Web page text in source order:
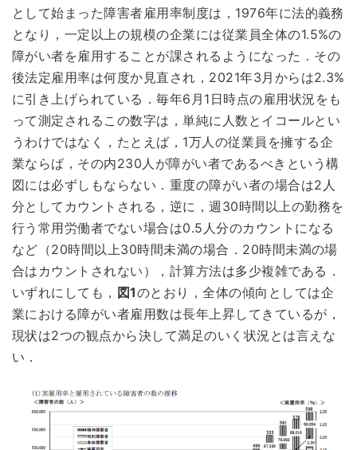
として始まった障害者雇用率制度は，1976年に法的義務
となり，一定以上の規模の企業には従業員全体の1.5%の
障がい者を雇用することが課されるようになった．その
後法定雇用率は何度か見直され，2021年3月からは2.3%
に引き上げられている．毎年6月1日時点の雇用状況をも
って測定されるこの数字は，単純に人数とイコールとい
うわけではなく，たとえば，1万人の従業員を擁する企
業ならば，その内230人が障がい者であるべきという構
図には必ずしもならない．重度の障がい者の場合は2人
分としてカウントされる，逆に，週30時間以上の勤務を
行う常用労働者でない場合は0.5人分のカウントになる
など（20時間以上30時間未満の場合．20時間未満の場
合はカウントされない），計算方法は多少複雑である．
いずれにしても， 図1のとおり，全体の傾向としては企
業における障がい者雇用数は長年上昇してきているが，
現状は2つの観点から決して満足のいく状況とは言えな
い．